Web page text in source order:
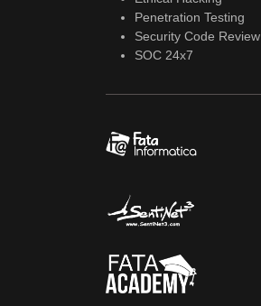
Penetration Testing
Security Code Review
SOC 24x7